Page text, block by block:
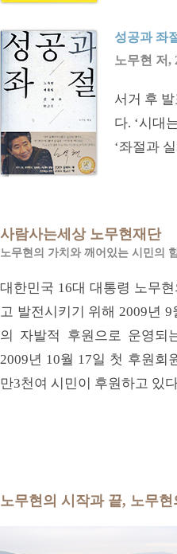
성공과 좌
노무현 저,
서거 후
다. ‘시대
‘좌절과
사람사는세상 노무현재단
노무현의 가치와 깨어있는 시민의
대한민국 16대 대통령 노무
고 발전시키기 위해 2009년
의 자발적 후원으로 운영되
2009년 10월 17일 첫 후원회
만3천여 시민이 후원하고 있
노무현의 시작과 끝, 노무